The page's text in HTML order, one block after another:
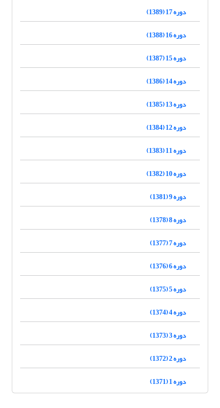
دوره 17 (1389)
دوره 16 (1388)
دوره 15 (1387)
دوره 14 (1386)
دوره 13 (1385)
دوره 12 (1384)
دوره 11 (1383)
دوره 10 (1382)
دوره 9 (1381)
دوره 8 (1378)
دوره 7 (1377)
دوره 6 (1376)
دوره 5 (1375)
دوره 4 (1374)
دوره 3 (1373)
دوره 2 (1372)
دوره 1 (1371)